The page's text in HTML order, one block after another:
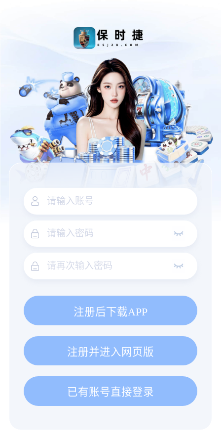
注册后下载APP
注册并进入网页版
已有账号直接登录